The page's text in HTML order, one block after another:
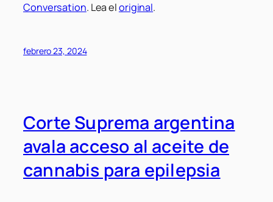
Conversation. Lea eloriginal.
febrero 23, 2024
Corte Suprema argentina
avala acceso al aceite de
cannabis para epilepsia